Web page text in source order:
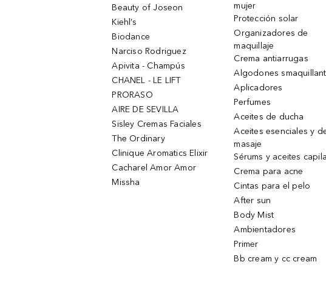
Beauty of Joseon
Kiehl’s
Biodance
Narciso Rodriguez
Apivita - Champús
CHANEL - LE LIFT
PRORASO
AIRE DE SEVILLA
Sisley Cremas Faciales
The Ordinary
Clinique Aromatics Elixir
Cacharel Amor Amor
Missha
mujer
Protección solar
Organizadores de
maquillaje
Crema antiarrugas
Algodones
Aplicadores
Perfumes
Aceites de ducha
Aceites esenciales y
masaje
Sérums y aceites
Crema para acne
Cintas para el pelo
After sun
Body Mist
Ambientadores
Primer
Bb cream y cc cream